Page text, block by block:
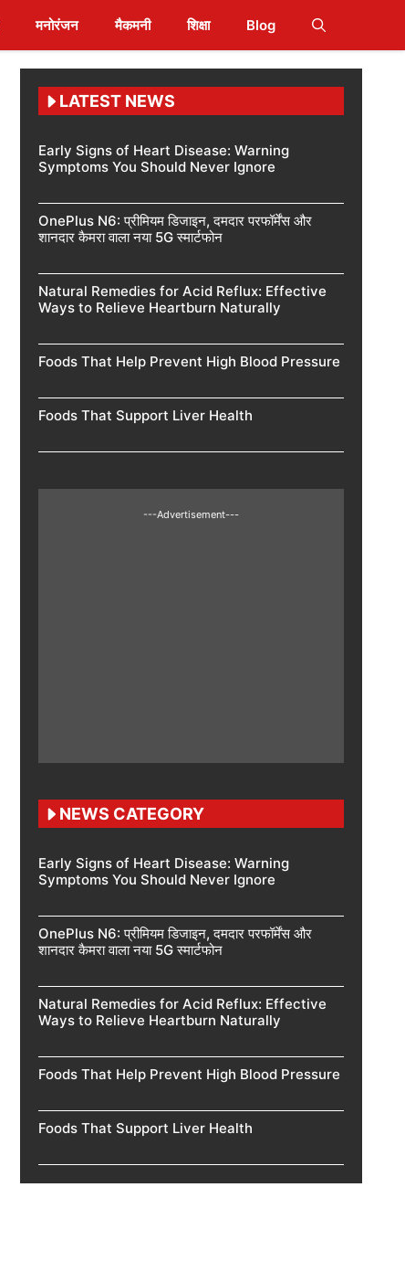
मनोरंजन मैकमनी शिक्षा Blog
LATEST NEWS
Early Signs of Heart Disease: Warning
Symptoms You Should Never Ignore
OnePlus N6: प्रीमियम डिजाइन, दमदार परफॉर्मेंस और
शानदार कैमरा वाला नया 5G स्मार्टफोन
Natural Remedies for Acid Reflux: Effective
Ways to Relieve Heartburn Naturally
Foods That Help Prevent High Blood Pressure
Foods That Support Liver Health
---Advertisement---
NEWS CATEGORY
Early Signs of Heart Disease: Warning
Symptoms You Should Never Ignore
OnePlus N6: प्रीमियम डिजाइन, दमदार परफॉर्मेंस और
शानदार कैमरा वाला नया 5G स्मार्टफोन
Natural Remedies for Acid Reflux: Effective
Ways to Relieve Heartburn Naturally
Foods That Help Prevent High Blood Pressure
Foods That Support Liver Health